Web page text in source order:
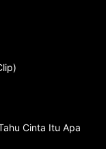
Cinta Itu Apa